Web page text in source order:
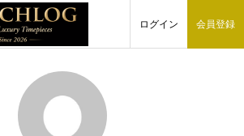
ログイン 会員登録